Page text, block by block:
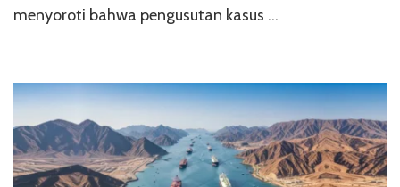
menyoroti bahwa pengusutan kasus …